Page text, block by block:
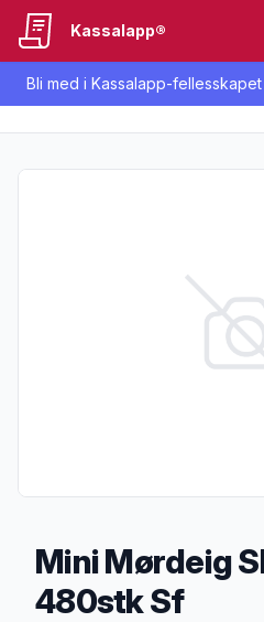
Bli med i Kassalapp-
Kassalapp®
Mini Mørdeig
480stk Sf